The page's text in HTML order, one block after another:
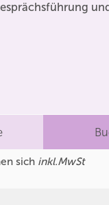
sich inkl.MwSt